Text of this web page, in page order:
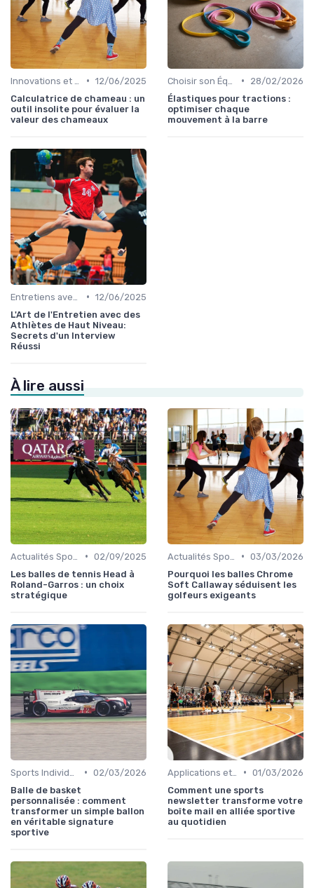
• 12/06/2025
Calculatrice de chameau : un
outil insolite pour évaluer la
valeur des chameaux
•
28/02/2026
Élastiques pour tractions :
optimiser chaque
mouvement à la barre
• 12/06/2025
L'Art de l'Entretien avec des
Athlètes de Haut Niveau:
Secrets d'un Interview
Réussi
À lire aussi
• 02/09/2025
Les balles de tennis Head à
Roland-Garros : un choix
stratégique
• 03/03/2026
Pourquoi les balles Chrome
Soft Callaway séduisent les
golfeurs exigeants
• 02/03/2026
Balle de basket
personnalisée : comment
transformer un simple ballon
en véritable signature
sportive
• 01/03/2026
Comment une sports
newsletter transforme votre
boîte mail en alliée sportive
au quotidien